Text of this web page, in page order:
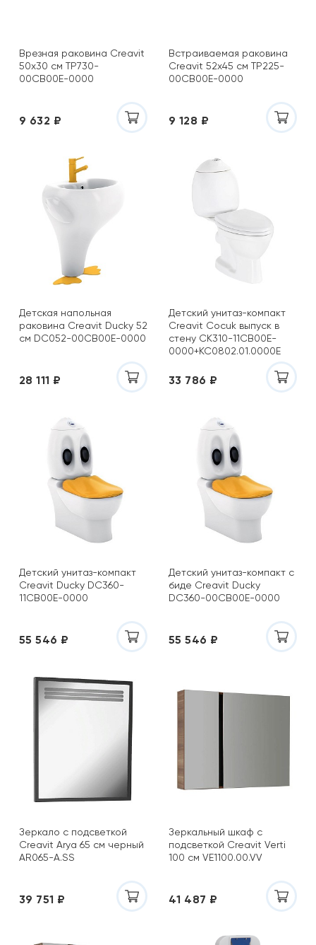
Врезная раковина Creavit
50х30 см TP730-
00CB00E-0000
9 632 ₽
Встраиваемая раковина
Creavit 52х45 см TP225-
00CB00E-0000
9 128 ₽
Детская напольная
раковина Creavit Ducky 52
см DC052-00CB00E-0000
28 111 ₽
Детский унитаз-компакт
Creavit Cocuk выпуск в
стену CK310-11CB00E-
0000+KC0802.01.0000E
33 786 ₽
Детский унитаз-компакт
Creavit Ducky DC360-
11CB00E-0000
55 546 ₽
Детский унитаз-компакт с
биде Creavit Ducky
DC360-00CB00E-0000
55 546 ₽
Зеркало с подсветкой
Creavit Arya 65 см черный
AR065-A.SS
39 751 ₽
Зеркальный шкаф с
подсветкой Creavit Verti
100 см VE1100.00.VV
41 487 ₽